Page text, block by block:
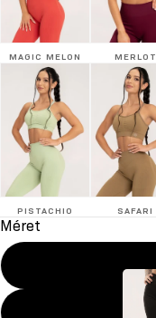
MAGIC MELON MERLOT
PISTACHIO SAFARI
Méret